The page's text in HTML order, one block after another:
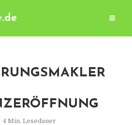
4 Min. Lesedauer